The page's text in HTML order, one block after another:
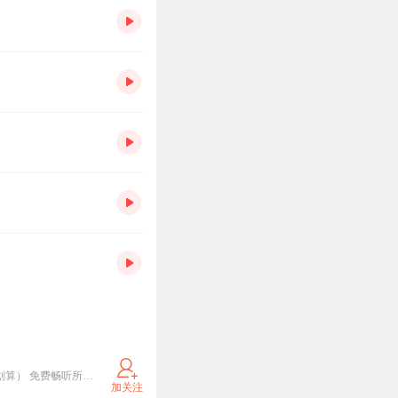
专注助眠、解压、静心禅乐 全网最全助眠音乐合集 伴你夜夜好眠，心静无忧 加入主播XiMi会员团（更划算） 免费畅听所有付费音频 关注我，失眠焦虑全走开
加关注